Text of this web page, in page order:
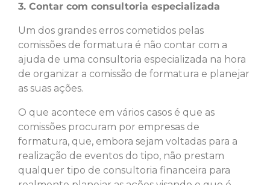
3. Contar com consultoria especializada
Um dos grandes erros cometidos pelas
comissões de formatura é não contar com a
ajuda de uma consultoria especializada na hora
de organizar a comissão de formatura e planejar
as suas ações.
O que acontece em vários casos é que as
comissões procuram por empresas de
formatura, que, embora sejam voltadas para a
realização de eventos do tipo, não prestam
qualquer tipo de consultoria financeira para